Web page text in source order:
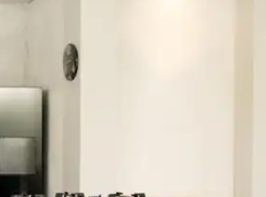
ou en appuyant et en faisant glisser.